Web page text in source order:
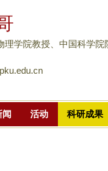
到
主
要
理学院教授、中国科学
闻 活动 科研成果